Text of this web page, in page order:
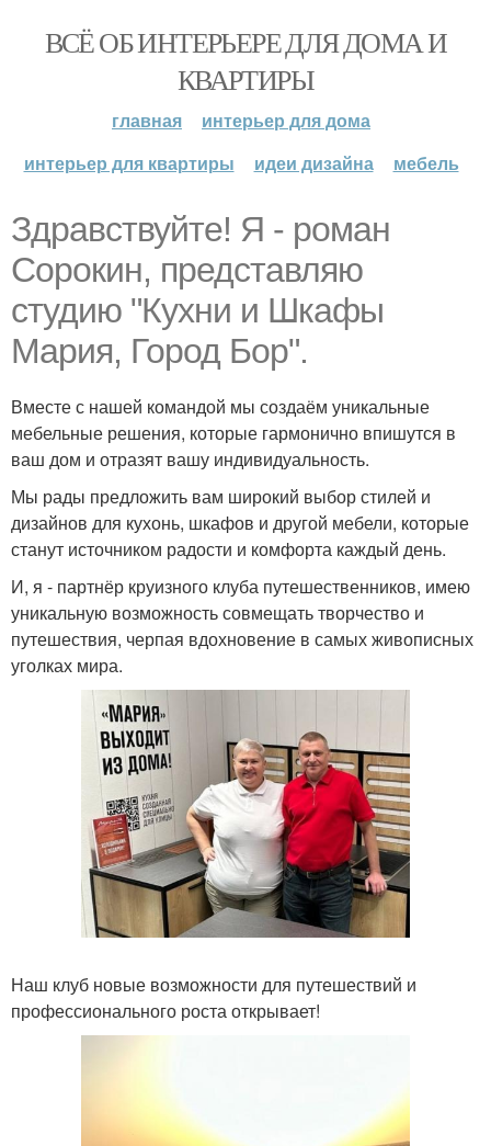
ВСЁ ОБ ИНТЕРЬЕРЕ ДЛЯ ДОМА И
КВАРТИРЫ
главная
интерьер для дома
интерьер для квартиры
идеи дизайна мебель
Здравствуйте! Я - роман
Сорокин, представляю
студию "Кухни и Шкафы
Мария, Город Бор".
Вместе с нашей командой мы создаём уникальные
мебельные решения, которые гармонично впишутся в
ваш дом и отразят вашу индивидуальность.
Мы рады предложить вам широкий выбор стилей и
дизайнов для кухонь, шкафов и другой мебели, которые
станут источником радости и комфорта каждый день.
И, я - партнёр круизного клуба путешественников, имею
уникальную возможность совмещать творчество и
путешествия, черпая вдохновение в самых живописных
уголках мира.
Наш клуб новые возможности для путешествий и
профессионального роста открывает!